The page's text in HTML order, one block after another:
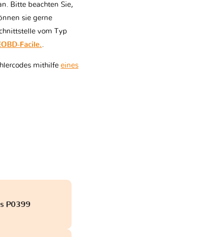
Bitte beachten Sie,
sie gerne
vom Typ
Facile.
mithilfe eines
P0399